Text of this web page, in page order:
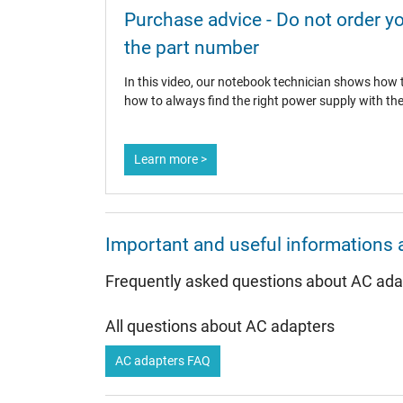
Sind Sie auf der Suche nach einem
Setzen Sie auf Qualität und Zuverlässigkeit des
weltweit seit vielen Jahren führender Hersteller
Preisvorteil weitergeben.
Alle
sichergestellt.Qualität: Der Hersteller DELTA
IPC-Computer in Verkehr gebrachten DELTA
Energieeffizienz spart das Delta Netzteil Strom
Usage
Excerpt of suitable models for P/N ADP-90LD HD
Purchase advice - Do not order
the part number
In this video, our notebook technician shows how
how to always find the right power supply with
Learn more >
Important and useful informations
Frequently asked questions about AC
All questions about AC adapters
AC adapters FAQ